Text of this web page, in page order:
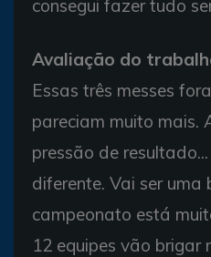
consegui fazer tudo
Avaliação do
Essas três messes
pareciam muito mais.
pressão de
diferente. Vai ser uma
campeonato está
12 equipes vão brigar